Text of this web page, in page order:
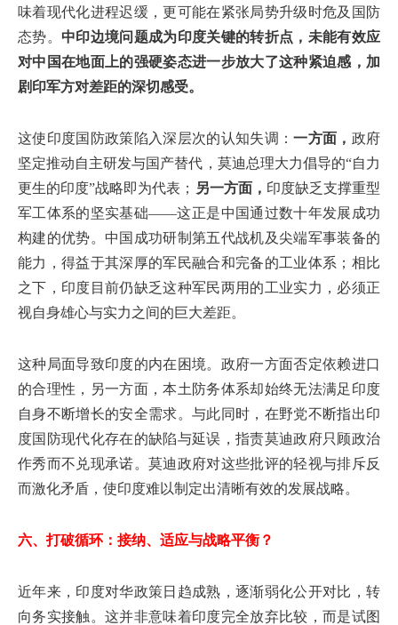
味着现代化进程迟缓，更可能在紧张局势升级时危及国防
态势。 中印边境问题成为印度关键的转折点，未能有效应
对中国在地面上的强硬姿态进一步放大了这种紧迫感，加
剧印军方对差距的深切感受。
这使印度国防政策陷入深层次的认知失调：一方面， 政府
坚定推动自主研发与国产替代，莫迪总理大力倡导的“自力
更生的印度”战略即为代表； 另一方面， 印度缺乏支撑重型
军工体系的坚实基础——这正是中国通过数十年发展成功
构建的优势。中国成功研制第五代战机及尖端军事装备的
能力，得益于其深厚的军民融合和完备的工业体系；相比
之下，印度目前仍缺乏这种军民两用的工业实力，必须正
视自身雄心与实力之间的巨大差距。
这种局面导致印度的内在困境。政府一方面否定依赖进口
的合理性，另一方面，本土防务体系却始终无法满足印度
自身不断增长的安全需求。与此同时，在野党不断指出印
度国防现代化存在的缺陷与延误，指责莫迪政府只顾政治
作秀而不兑现承诺。莫迪政府对这些批评的轻视与排斥反
而激化矛盾，使印度难以制定出清晰有效的发展战略。
六、打破循环：接纳、适应与战略平衡？
近年来，印度对华政策日趋成熟，逐渐弱化公开对比，转
向务实接触。这并非意味着印度完全放弃比较，而是试图